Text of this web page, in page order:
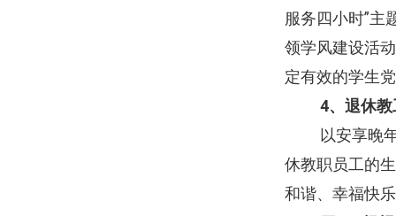
服务四小时”主
领学风建设活
定有效的学生
4、退休
以安享晚
休教职员工的
和谐、幸福快